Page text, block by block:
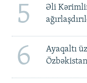
5
Əli
6
Ayaqaltı